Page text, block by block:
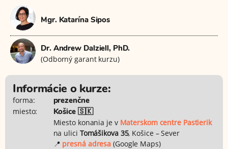
Mgr. Katarína Sipos
Dr. Andrew Dalziell, PhD.
(Odborný garant kurzu)
Informácie o kurze:
forma: prezenčne
miesto: Košice 🇸🇰
Miesto konania je v Materskom centre Pastierik
na ulici Tomášikova 35, Košice – Sever
📍 presná adresa (Google Maps)